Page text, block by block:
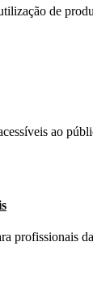
de
ao
profissionais